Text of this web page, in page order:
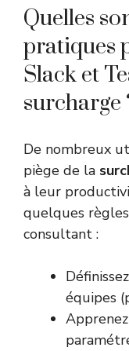
Quelles
pratiques
Slack et
surcharge
De nombreux
piège de la
à leur
quelques
consultant :
équipes